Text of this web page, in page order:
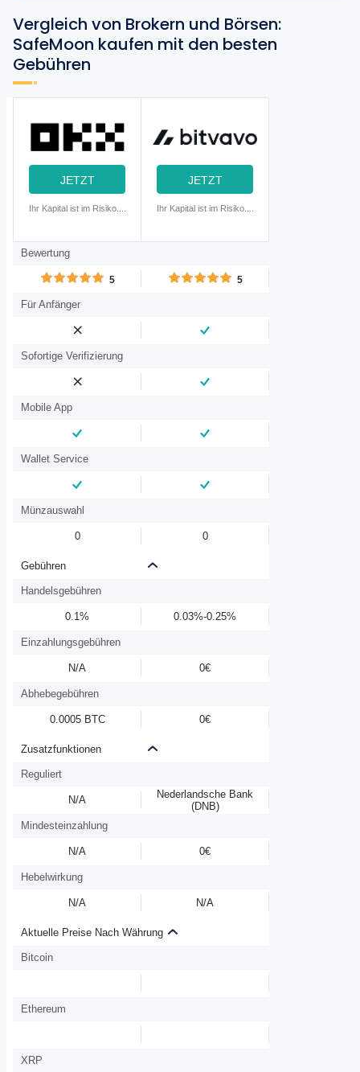
Vergleich von Brokern und Börsen:
SafeMoon kaufen mit den besten
Gebühren
JETZT
ANMELDEN
Ihr Kapital ist im Risiko....
JETZT
ANMELDEN
Ihr Kapital ist im Risiko....
Bewertung
5 5
Für Anfänger
Sofortige Verifizierung
Mobile App
Wallet Service
Münzauswahl
0 0
Gebühren
Handelsgebühren
0.1% 0.03%-0.25%
Einzahlungsgebühren
N/A 0€
Abhebegebühren
0.0005 BTC 0€
Zusatzfunktionen
Reguliert
N/A
Nederlandsche Bank
(DNB)
Mindesteinzahlung
N/A 0€
Hebelwirkung
N/A N/A
Aktuelle Preise Nach Währung
Bitcoin
Ethereum
XRP